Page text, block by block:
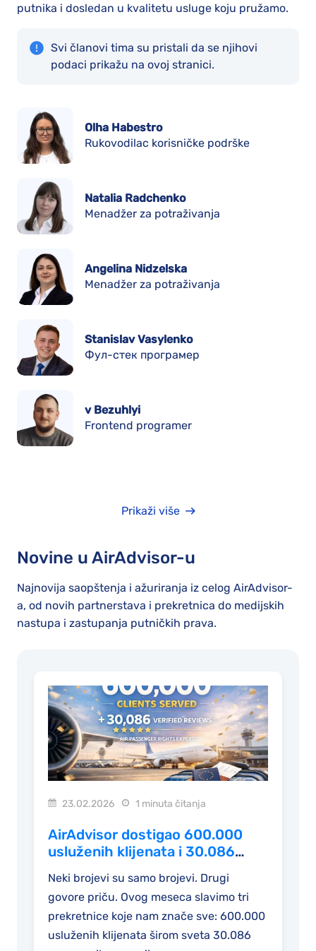
putnika i dosledan u kvalitetu usluge koju pružamo.
Svi članovi tima su pristali da se njihovi
podaci prikažu na ovoj stranici.
Olha Habestro
Rukovodilac korisničke podrške
Natalia Radchenko
Menadžer za potraživanja
Angelina Nidzelska
Menadžer za potraživanja
Stanislav Vasylenko
Фул-стек програмер
v Bezuhlyi
Frontend programer
Prikaži više
Novine u AirAdvisor-u
Najnovija saopštenja i ažuriranja iz celog AirAdvisor-
a, od novih partnerstava i prekretnica do medijskih
nastupa i zastupanja putničkih prava.
23.02.2026 1 minuta čitanja
AirAdvisor dostigao 600.000
usluženih klijenata i 30.086
Neki brojevi su samo brojevi. Drugi
govore priču. Ovog meseca slavimo tri
prekretnice koje nam znače sve: 600.000
usluženih klijenata širom sveta 30.086